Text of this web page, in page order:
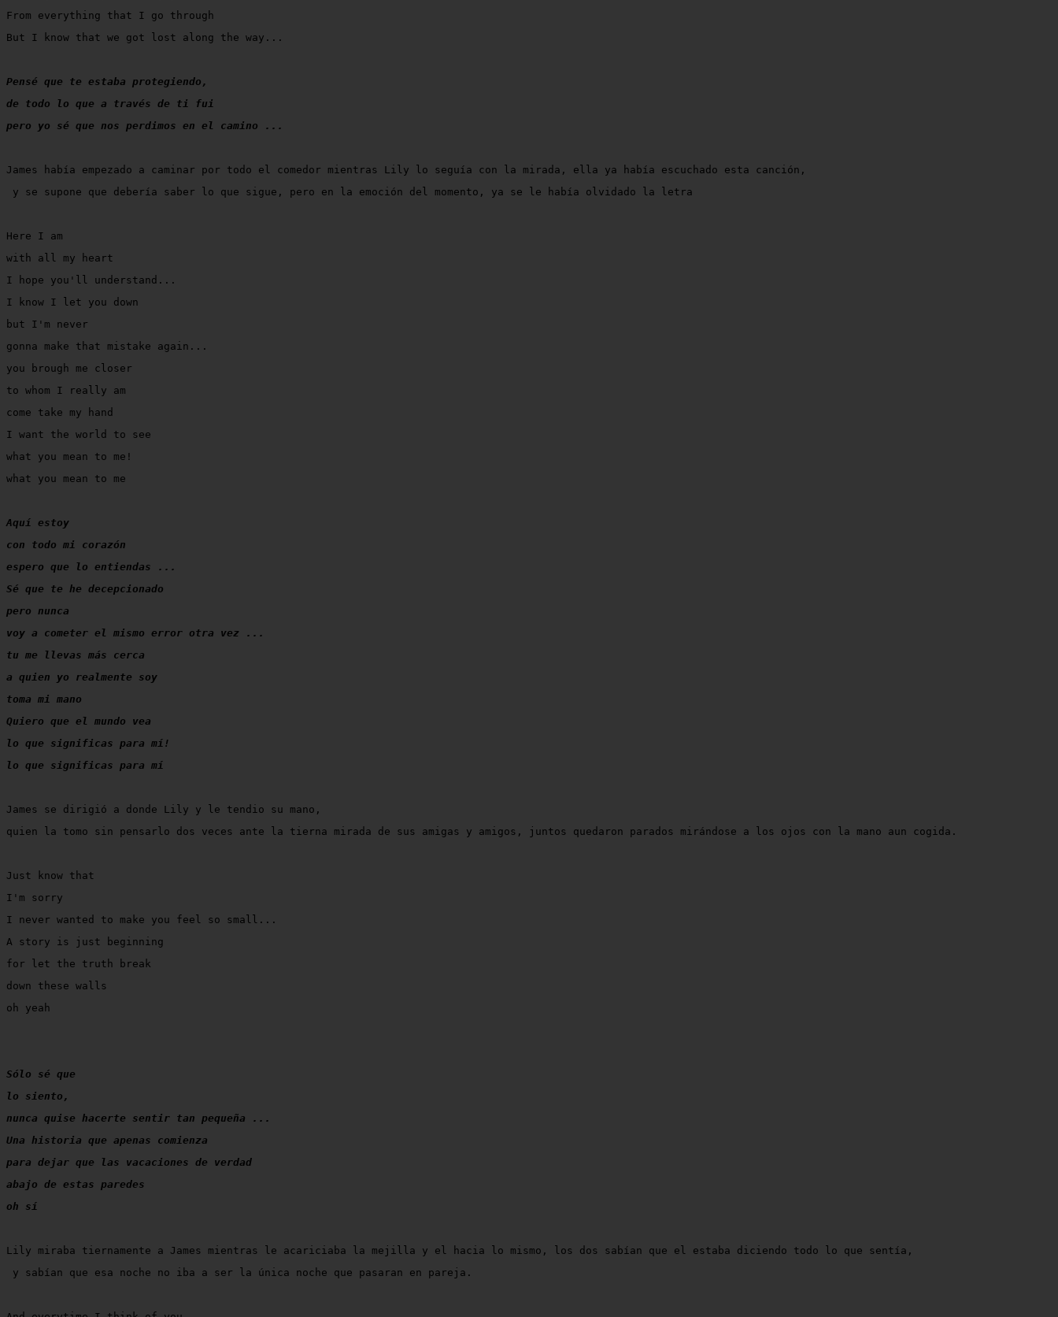
From everything that I go through
But I know that we got lost along the way...
Pensé que te estaba protegiendo,
de todo lo que a través de ti fui
pero yo sé que nos perdimos en el camino ...
James había empezado a caminar por todo el comedor mientras Lily lo seguía con la mirada, ella ya había escuchado esta canción,
y se supone que debería saber lo que sigue, pero en la emoción del momento, ya se le había olvidado la letra
Here I am
with all my heart
I hope you'll understand...
I know I let you down
but I'm never
gonna make that mistake again...
you brough me closer
to whom I really am
come take my hand
I want the world to see
what you mean to me!
what you mean to me
Aquí estoy
con todo mi corazón
espero que lo entiendas ...
Sé que te he decepcionado
pero nunca
voy a cometer el mismo error otra vez ...
tu me llevas más cerca
a quien yo realmente soy
toma mi mano
Quiero que el mundo vea
lo que significas para mí!
lo que significas para mí
James se dirigió a donde Lily y le tendio su mano,
quien la tomo sin pensarlo dos veces ante la tierna mirada de sus amigas y amigos, juntos quedaron parados mirándose a los ojos con la mano aun cogida.
Just know that
I'm sorry
I never wanted to make you feel so small...
A story is just beginning
for let the truth break
down these walls
oh yeah
Sólo sé que
lo siento,
nunca quise hacerte sentir tan pequeña ...
Una historia que apenas comienza
para dejar que las vacaciones de verdad
abajo de estas paredes
oh sí
Lily miraba tiernamente a James mientras le acariciaba la mejilla y el hacia lo mismo, los dos sabían que el estaba diciendo todo lo que sentía,
y sabían que esa noche no iba a ser la única noche que pasaran en pareja.